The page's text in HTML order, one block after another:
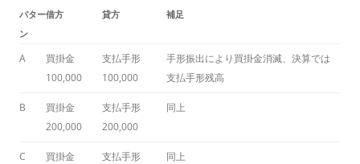
パター
ン
借方 貸方 補足
A
買掛金
100,000
支払手形
100,000
手形振出により買掛金消滅、決算では
支払手形残高
B
買掛金
200,000
支払手形
200,000
同上
C
買掛金
支払手形
同上